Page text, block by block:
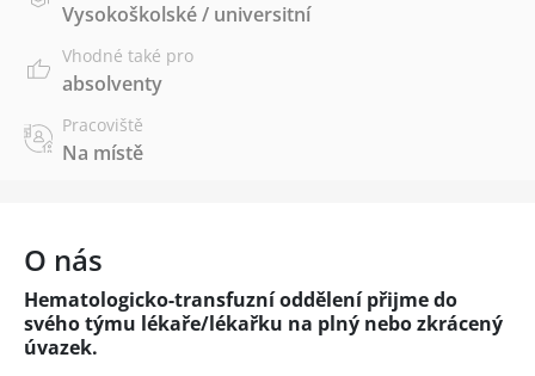
Vysokoškolské / universitní
Vhodné také pro
absolventy
Pracoviště
Na místě
O nás
Hematologicko-transfuzní oddělení přijme do
svého týmu lékaře/lékařku na plný nebo zkrácený
úvazek.